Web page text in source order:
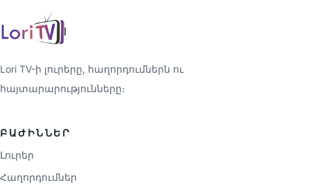
Lori TV-ի լուրերը, հաղորդումներն ու
հայտարարությունները։
ԲԱԺԻՆՆԵՐ
Լուրեր
Հաղորդումներ